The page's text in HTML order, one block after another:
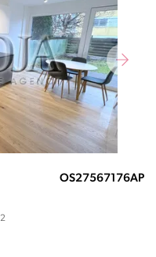
OS27567176AP
2